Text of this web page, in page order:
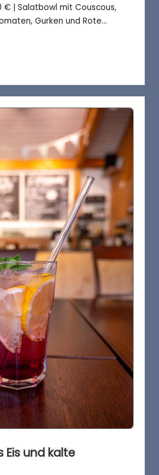
€ | Salatbowl mit Couscous,
Gurken und Rote…
Eis und kalte